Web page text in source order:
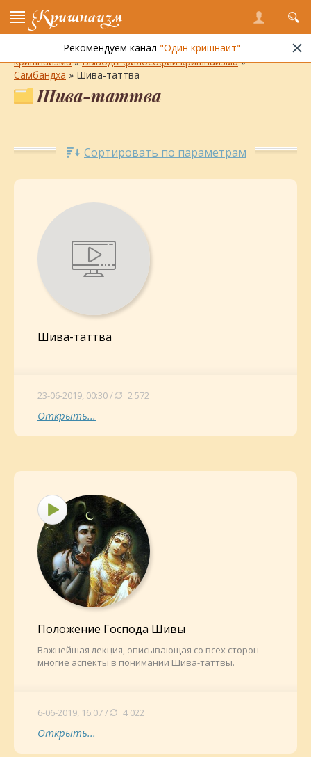
Кришнаизм
Рекомендуем канал"Один кришнаит"
Энциклопедия кришнаизма»Философия и практика
кришнаизма»Выводы философии кришнаизма»
Самбандха » Шива-таттва
Шива-таттва
Сортировать по параметрам
Шива-таттва
23-06-2019, 00:30 / 2 572
Открыть...
Положение Господа Шивы
Важнейшая лекция, описывающая со всех сторон
многие аспекты в понимании Шива-таттвы.
6-06-2019, 16:07 / 4 022
Открыть...